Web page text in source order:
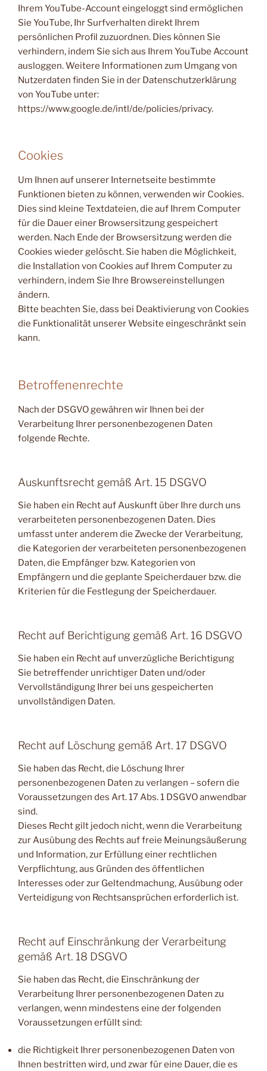
Ihrem YouTube-Account eingeloggt sind ermöglichen
Sie YouTube, Ihr Surfverhalten direkt Ihrem
persönlichen Profil zuzuordnen. Dies können Sie
verhindern, indem Sie sich aus Ihrem YouTube Account
ausloggen. Weitere Informationen zum Umgang von
Nutzerdaten finden Sie in der Datenschutzerklärung
von YouTube unter:
https://www.google.de/intl/de/policies/privacy.
Cookies
Um Ihnen auf unserer Internetseite bestimmte
Funktionen bieten zu können, verwenden wir Cookies.
Dies sind kleine Textdateien, die auf Ihrem Computer
für die Dauer einer Browsersitzung gespeichert
werden. Nach Ende der Browsersitzung werden die
Cookies wieder gelöscht. Sie haben die Möglichkeit,
die Installation von Cookies auf Ihrem Computer zu
verhindern, indem Sie Ihre Browsereinstellungen
ändern.
Bitte beachten Sie, dass bei Deaktivierung von Cookies
die Funktionalität unserer Website eingeschränkt sein
kann.
Betroffenenrechte
Nach der DSGVO gewähren wir Ihnen bei der
Verarbeitung Ihrer personenbezogenen Daten
folgende Rechte.
Auskunftsrecht gemäß Art. 15 DSGVO
Sie haben ein Recht auf Auskunft über Ihre durch uns
verarbeiteten personenbezogenen Daten. Dies
umfasst unter anderem die Zwecke der Verarbeitung,
die Kategorien der verarbeiteten personenbezogenen
Daten, die Empfänger bzw. Kategorien von
Empfängern und die geplante Speicherdauer bzw. die
Kriterien für die Festlegung der Speicherdauer.
Recht auf Berichtigung gemäß Art. 16 DSGVO
Sie haben ein Recht auf unverzügliche Berichtigung
Sie betreffender unrichtiger Daten und/oder
Vervollständigung Ihrer bei uns gespeicherten
unvollständigen Daten.
Recht auf Löschung gemäß Art. 17 DSGVO
Sie haben das Recht, die Löschung Ihrer
personenbezogenen Daten zu verlangen – sofern die
Voraussetzungen des Art. 17 Abs. 1 DSGVO anwendbar
sind.
Dieses Recht gilt jedoch nicht, wenn die Verarbeitung
zur Ausübung des Rechts auf freie Meinungsäußerung
und Information, zur Erfüllung einer rechtlichen
Verpflichtung, aus Gründen des öffentlichen
Interesses oder zur Geltendmachung, Ausübung oder
Verteidigung von Rechtsansprüchen erforderlich ist.
Recht auf Einschränkung der Verarbeitung
gemäß Art. 18 DSGVO
Sie haben das Recht, die Einschränkung der
Verarbeitung Ihrer personenbezogenen Daten zu
verlangen, wenn mindestens eine der folgenden
Voraussetzungen erfüllt sind:
die Richtigkeit Ihrer personenbezogenen Daten von
Ihnen bestritten wird, und zwar für eine Dauer, die es